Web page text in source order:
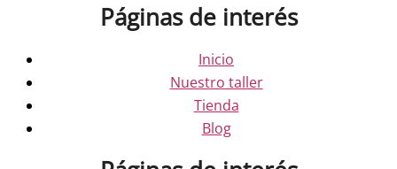
Páginas de interés
Inicio
Nuestro taller
Tienda
Blog